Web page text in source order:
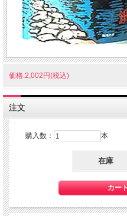
価格:2,002円(税込)
注文
購入数： 本
在庫